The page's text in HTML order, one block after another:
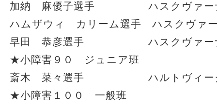
加納 麻優子選手 ハスクヴァー
ハムザウィ カリーム選手 ハスクヴァ
早田 恭彦選手 ハスクヴァー
★小障害９０ ジュニア班
斎木 菜々選手 ハルトヴィー
★小障害１００ 一般班